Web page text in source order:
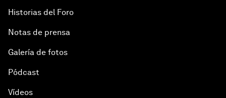
Historias del Foro
Notas de prensa
Galería de fotos
Pódcast
Vídeos